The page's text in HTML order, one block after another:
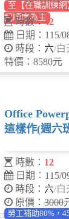
至【在職訓練
記順序為主
時數：42
日期：115/
時段： 六/白
特價：8580元
Office
這樣作(週六
時數： 12
日期：115/
時段： 六/白
原價：3000
勞工補助80%，